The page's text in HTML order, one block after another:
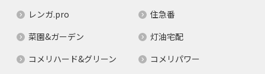
レンガ.pro
住急番
菜園&ガーデン
灯油宅配
コメリハード&グリーン
コメリパワー